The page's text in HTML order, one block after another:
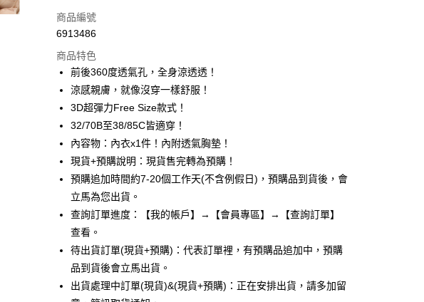
信用卡一次付款
3 期 0 利率 每期 NT$130
合作金庫商業銀行
華南商業銀行
國泰世華商業銀行
臺灣中小企業銀行
台中商業銀行
匯豐（台灣）商業銀行
華泰商業銀行
聯邦商業銀行
遠東國際商業銀行
元大商業銀行
台新國際商業銀行
中國信託商業銀行
台灣樂天信用卡公司
6 期 0 利率 每期NT$65
合作金庫商業銀行
華南商業銀行
上海商業儲蓄銀行
台北富邦商業銀行
臺灣中小企業銀行
台中商業銀行
匯豐（台灣）商業銀行
華泰商業銀行
聯邦商業銀行
元大商業銀行
永豐商業銀行
玉山商業銀行
台灣樂天信用卡公司
超商取貨付款
LINE Pay
Apple Pay
悠遊付
全盈+PAY
AFTEE先享後付
【關於「AFTEE先享後付」】
AFTEE先享後付是「在收到商品之後才付款」的支付方式。 讓您購物簡單
便利好安心！
ATM付款
商品編號
6913486
商品特色
前後360度透氣孔，全身涼透透！
涼感親膚，就像沒穿一樣舒服！
3D超彈力Free Size款式！
32/70B至38/85C皆適穿！
內容物：內衣x1件！內附透氣胸墊！
現貨+預購說明：現貨售完轉為預購！
預購追加時間約7-20個工作天(不含例假日)，預購品到貨後，會
立馬為您出貨。
查詢訂單進度：【我的帳戶】→【會員專區】→【查詢訂單】
查看。
待出貨訂單(現貨+預購)：代表訂單裡，有預購品追加中，預購
品到貨後會立馬出貨。
出貨處理中訂單(現貨)&(現貨+預購)：正在安排出貨，請多加留